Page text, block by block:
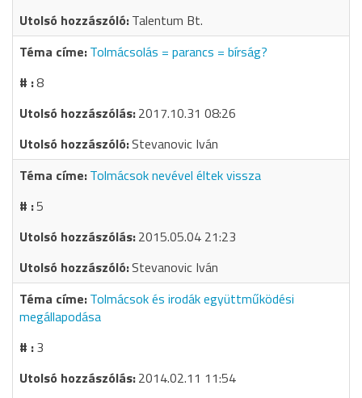
Talentum Bt.
Tolmácsolás = parancs = bírság?
8
2017.10.31 08:26
Stevanovic Iván
Tolmácsok nevével éltek vissza
5
2015.05.04 21:23
Stevanovic Iván
Tolmácsok és irodák együttműködési
megállapodása
3
2014.02.11 11:54